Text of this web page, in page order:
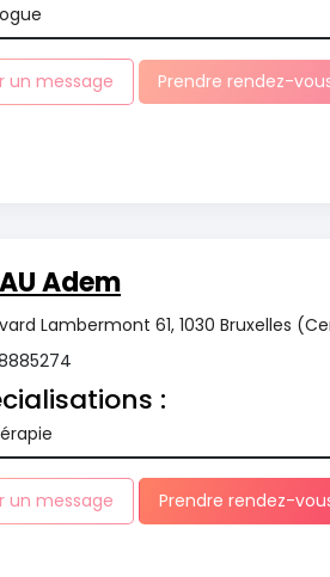
un message Prendre rendez-
Adem
Lambermont 61, 1030 Bruxelles
:
un message Prendre rendez-